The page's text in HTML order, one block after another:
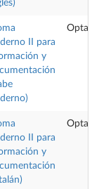
II para
y
II para
y